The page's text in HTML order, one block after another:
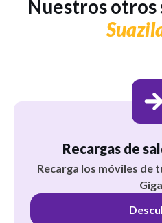
Nuestros otros
Recargas de
Recarga los móviles de